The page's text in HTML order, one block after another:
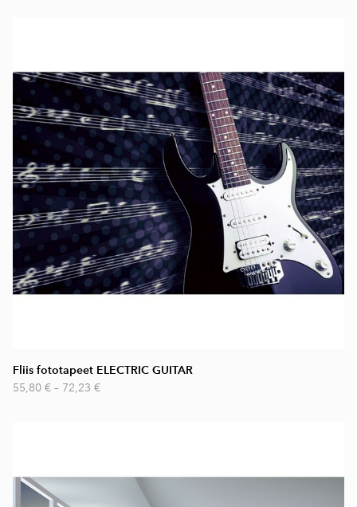
Fliis fototapeet ELECTRIC GUITAR
55,80 € – 72,23 €